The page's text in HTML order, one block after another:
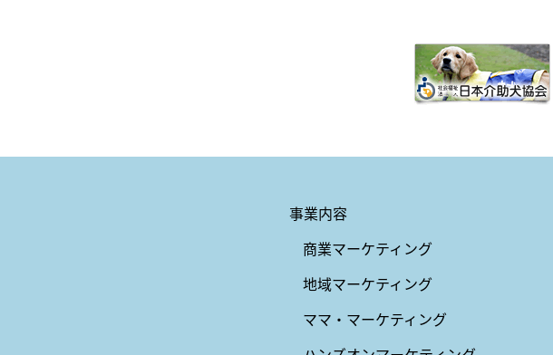
事業内容
商業マーケティング
地域マーケティング
ママ・マーケティング